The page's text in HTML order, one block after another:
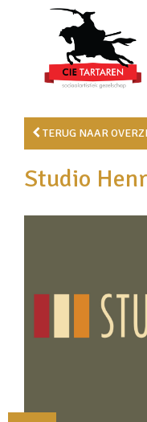
TERUG NAAR
Studio